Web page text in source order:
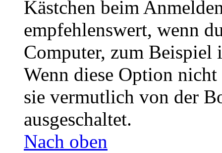
Kästchen beim
empfehlenswert, wenn
Computer, zum Beispiel
Wenn diese Option
sie vermutlich von der
ausgeschaltet.
Nach oben